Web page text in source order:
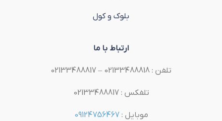
بلوک و کول
ارتباط با ما
تلفن : 02133488818 – 02133488817
تلفکس : 02133488817
موبایل :09124756467